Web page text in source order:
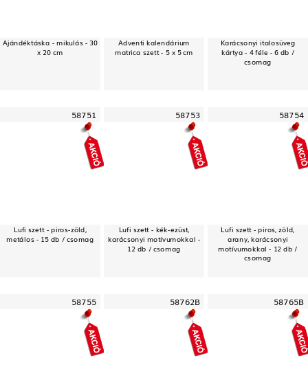
Ajándéktáska - mikulás - 30
x 20 cm
Adventi kalendárium
matrica szett - 5 x 5 cm
Karácsonyi italosüveg
kártya - 4 féle - 6 db /
csomag
58751
Lufi szett - piros-zöld,
metálos - 15 db / csomag
58753
Lufi szett - kék-ezüst,
karácsonyi motívumokkal -
12 db / csomag
58754
Lufi szett - piros, zöld,
arany, karácsonyi
motívumokkal - 12 db /
csomag
58755 58762B 58765B